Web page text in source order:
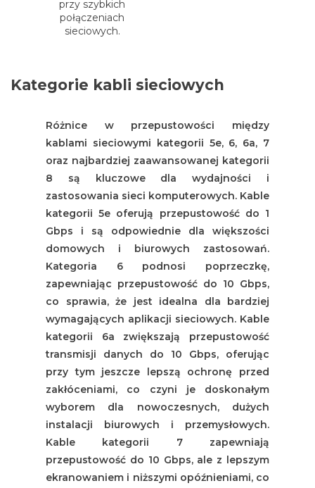
przy szybkich
połączeniach
sieciowych.
Kategorie kabli sieciowych
Różnice w przepustowości między
kablami sieciowymi kategorii 5e, 6, 6a, 7
oraz najbardziej zaawansowanej kategorii
8 są kluczowe dla wydajności i
zastosowania sieci komputerowych. Kable
kategorii 5e oferują przepustowość do 1
Gbps i są odpowiednie dla większości
domowych i biurowych zastosowań.
Kategoria 6 podnosi poprzeczkę,
zapewniając przepustowość do 10 Gbps,
co sprawia, że jest idealna dla bardziej
wymagających aplikacji sieciowych. Kable
kategorii 6a zwiększają przepustowość
transmisji danych do 10 Gbps, oferując
przy tym jeszcze lepszą ochronę przed
zakłóceniami, co czyni je doskonałym
wyborem dla nowoczesnych, dużych
instalacji biurowych i przemysłowych.
Kable kategorii 7 zapewniają
przepustowość do 10 Gbps, ale z lepszym
ekranowaniem i niższymi opóźnieniami, co